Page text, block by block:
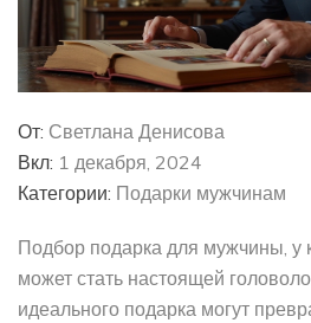
От: Светлана Денисова
Вкл: 1 декабря, 2024
Категории: Подарки мужчинам
Подбор подарка для мужчины, у
может стать настоящей
идеального подарка могут